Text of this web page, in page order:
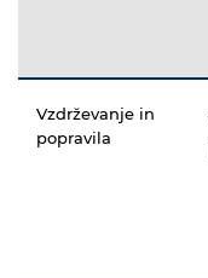
Vzdrževanje in
popravila